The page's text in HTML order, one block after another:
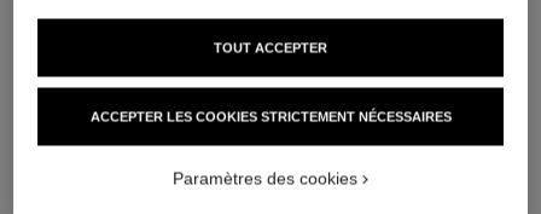
L'ACCORD PARFAIT
ACCEPTER LES COOKIES STRICTEMENT NÉCESSAIRES
TOUT ACCEPTER
Paramètres des cookies